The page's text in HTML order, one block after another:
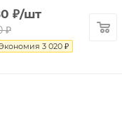
₽/шт
₽
3 020₽